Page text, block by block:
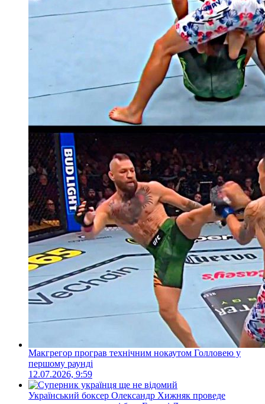
Макгрегор програв технічним нокаутом Голловею у
першому раунді
12.07.2026, 9:59
Український боксер Олександр Хижняк проведе